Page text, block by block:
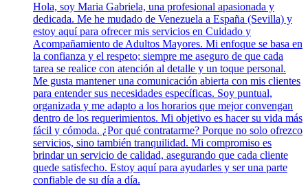
Hola, soy Maria Gabriela, una profesional apasionada y
dedicada. Me he mudado de Venezuela a España (Sevilla) y
estoy aquí para ofrecer mis servicios en Cuidado y
Acompañamiento de Adultos Mayores. Mi enfoque se basa en
la confianza y el respeto; siempre me aseguro de que cada
tarea se realice con atención al detalle y un toque personal.
Me gusta mantener una comunicación abierta con mis clientes
para entender sus necesidades específicas. Soy puntual,
organizada y me adapto a los horarios que mejor convengan
dentro de los requerimientos. Mi objetivo es hacer su vida más
fácil y cómoda. ¿Por qué contratarme? Porque no solo ofrezco
servicios, sino también tranquilidad. Mi compromiso es
brindar un servicio de calidad, asegurando que cada cliente
quede satisfecho. Estoy aquí para ayudarles y ser una parte
confiable de su día a día.